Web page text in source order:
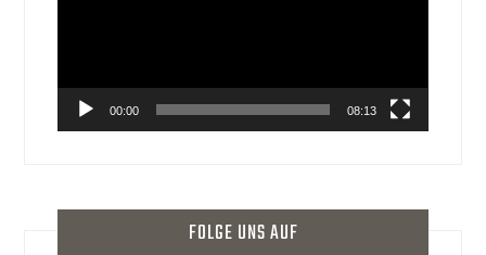
00:00 08:13
FOLGE UNS AUF